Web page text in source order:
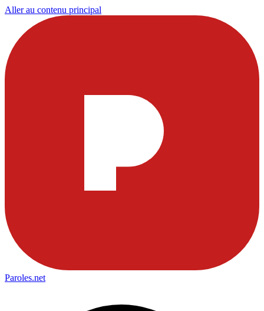
Aller au contenu principal
Paroles.net